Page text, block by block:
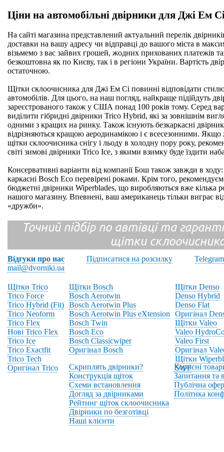
Ціни на автомобільні двірники для Джі Ем
На сайті магазина представлений актуальний перелік
доставки на вашу адресу чи відправці до вашого міста в
візьмемо з вас зайвих грошей, жодних прихованих платежів
безкоштовна як по Києву, так і в регіони України. Вартість
остаточною.
Щітки склоочисника для Джі Ем Сі повинні відповідати стилю
автомобілів. Для цього, на наш погляд, найкраще підійдуть
зареєстрованого також у США понад 100 років тому. Серед
виділити гібридні двірники Trico Hybrid, які за зовнішнім
одними з кращих на ринку. Також існують безкаркасні
відрізняються кращою аеродинамікою і є всесезонними.
щітки склоочисника снігу і льоду в холодну пору року,
світі зимові двірники Trico Ice, з якими взимку буде їздити
Консервативні варіанти від компанії Бош також завжди в
каркасні Bosch Eco перевірені роками. Крім того,
бюджетні двірники Wiperblades, що виробляються вже кілька
нашого магазину. Впевнені, ваш американець тільки виграє від
«дружби».
Точний підбір по автівці та
щітки
Відгуки про нас Підписатися на розсилку
Telegram
mail@dvorniki.ua
Щітки Trico
Trico Force
Trico Hybrid (Fit)
Trico Neoform
Trico Flex
Нові Trico Flex
Trico Ice
Trico Exactfit
Trico Tech
Оригінал Trico
Щітки Bosch
Bosch Aerotwin
Bosch Aerotwin Plus
Bosch Aerotwin Plus eXtension
Bosch Twin
Bosch Eco
Bosch Classicwiper
Оригінал Bosch
Щітки Denso
Denso Hybrid
Denso Flat
Оригінал
Щітки Valeo
Valeo
Valeo First
Оригінал
Щітки
SWF
Скриплять двірники?
Конструкція щіток
Схеми встановлення
Догляд за двірниками
Рейтинг щіток склоочисника
Двірники по безготівці
Наші клієнти
Корисні
Запитання та
Публічна
Політика